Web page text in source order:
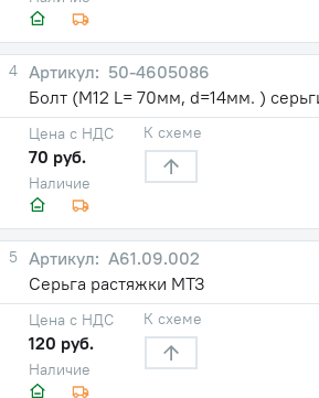
4
50-4605086
Болт (М12 L= 70мм, d=14мм. )
Наличие
Цена с НДС
70 руб.
К схеме
5
А61.09.002
Серьга растяжки МТЗ
Наличие
Цена с НДС
120 руб.
К схеме